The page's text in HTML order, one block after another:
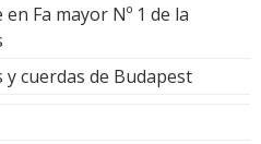
Fa mayor Nº 1 de la
cuerdas de Budapest